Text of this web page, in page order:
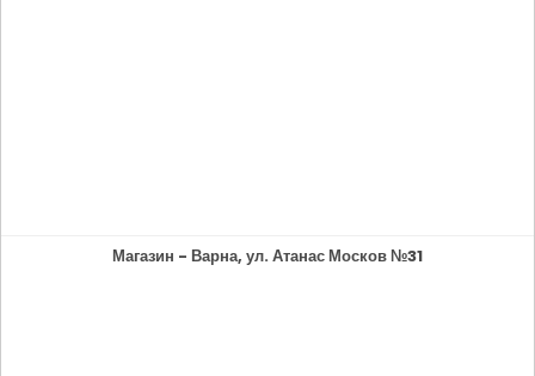
Магазин - Варна, ул. Атанас Москов №31